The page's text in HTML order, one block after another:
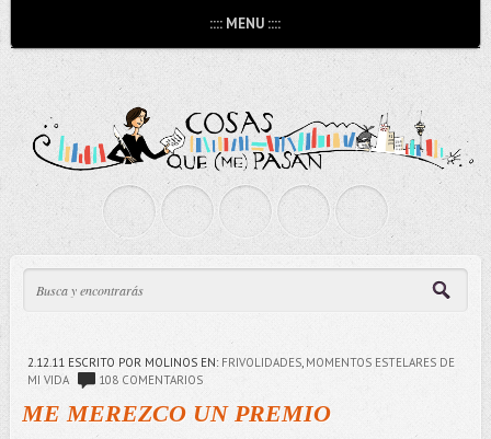
:::: MENU ::::
2.12.11 ESCRITO POR MOLINOS EN: FRIVOLIDADES, MOMENTOS ESTELARES DE
MI VIDA
108 COMENTARIOS
ME MEREZCO UN PREMIO